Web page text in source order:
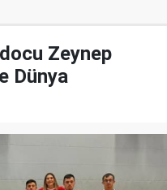
Zeynep
Dünya